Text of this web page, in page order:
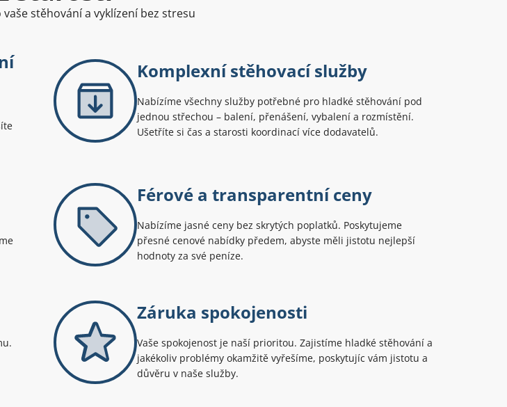
stěhování a vyklízení bez stresu
Komplexní stěhovací služby
Nabízíme všechny služby potřebné pro hladké stěhování pod
jednou střechou – balení, přenášení, vybalení a rozmístění.
Ušetříte si čas a starosti koordinací více dodavatelů.
Férové a transparentní ceny
Nabízíme jasné ceny bez skrytých poplatků. Poskytujeme
přesné cenové nabídky předem, abyste měli jistotu nejlepší
hodnoty za své peníze.
Záruka spokojenosti
Vaše spokojenost je naší prioritou. Zajistíme hladké stěhování a
jakékoliv problémy okamžitě vyřešíme, poskytujíc vám jistotu a
důvěru v naše služby.